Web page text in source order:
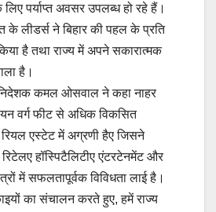
पर्याप्त अवसर उपलब्ध हो रहे हैं।
के लीडर्स ने बिहार की पहल के प्रति
है तथा राज्य में अपने सकारात्मक
है।
कमल ओसवाल ने कहा नाहर
वर्ग फीट से अधिक विकसित
एस्टेट में अग्रणी हैए जिसने
रिटेलए हॉस्पिटैलिटीए एंटरटेनमेंट और
में सफलतापूर्वक विविधता लाई है।
का संचालन करते हुए, हमें राज्य